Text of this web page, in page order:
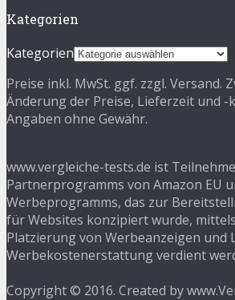
Kategorien
Kategorien
Preise inkl. MwSt. ggf. zzgl. Versand.
Änderung der Preise, Lieferzeit und -
Angaben ohne Gewähr.
www.vergleiche-tests.de ist
Partnerprogramms von Amazon EU
Werbeprogramms, das zur
für Websites konzipiert wurde,
Platzierung von Werbeanzeigen und
Werbekostenerstattung verdient
Copyright © 2016. Created by